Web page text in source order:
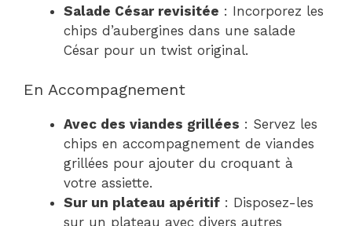
Salade César revisitée : Incorporez les
chips d’aubergines dans une salade
César pour un twist original.
En Accompagnement
Avec des viandes grillées : Servez les
chips en accompagnement de viandes
grillées pour ajouter du croquant à
votre assiette.
Sur un plateau apéritif : Disposez-les
sur un plateau avec divers autres